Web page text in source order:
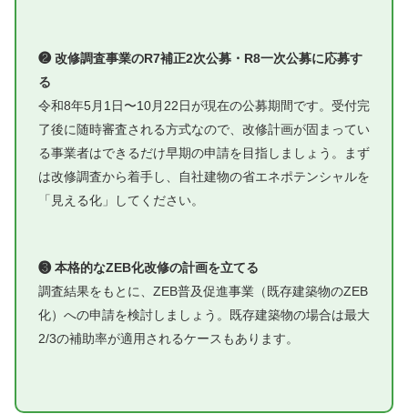
❷ 改修調査事業のR7補正2次公募・R8一次公募に応募す
る
令和8年5月1日〜10月22日が現在の公募期間です。受付完
了後に随時審査される方式なので、改修計画が固まってい
る事業者はできるだけ早期の申請を目指しましょう。まず
は改修調査から着手し、自社建物の省エネポテンシャルを
「見える化」してください。
❸ 本格的なZEB化改修の計画を立てる
調査結果をもとに、ZEB普及促進事業（既存建築物のZEB
化）への申請を検討しましょう。既存建築物の場合は最大
2/3の補助率が適用されるケースもあります。